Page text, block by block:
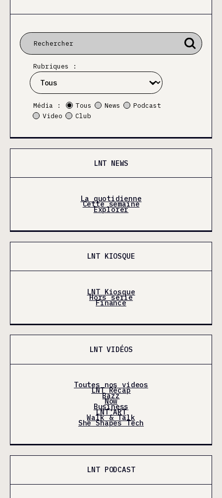
Rubriques :
Média : Tous News
Podcast
Video
Club
LNT NEWS
La quotidienne
Cette semaine
Explorer
LNT KIOSQUE
LNT Kiosque
Hors série
Finance
LNT VIDÉOS
Toutes nos videos
LNT Récap
Bazz
Now
Business
LNT'ART
Walk & Talk
She Shapes Tech
LNT PODCAST